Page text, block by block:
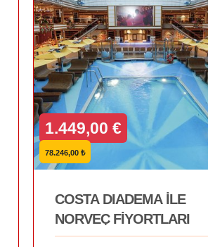
1.449,00 €
78.246,00 ₺
COSTA DIADEMA İLE
NORVEÇ FİYORTLARI